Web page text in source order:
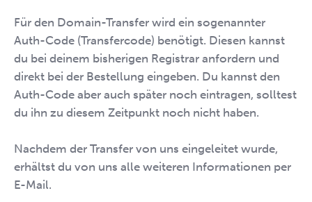
Für den Domain-Transfer wird ein sogenannter
Auth-Code (Transfercode) benötigt. Diesen kannst
du bei deinem bisherigen Registrar anfordern und
direkt bei der Bestellung eingeben. Du kannst den
Auth-Code aber auch später noch eintragen, solltest
du ihn zu diesem Zeitpunkt noch nicht haben.
Nachdem der Transfer von uns eingeleitet wurde,
erhältst du von uns alle weiteren Informationen per
E-Mail.